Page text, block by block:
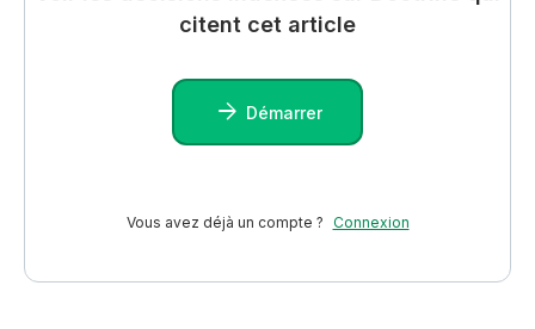
citent cet article
Démarrer
Vous avez déjà un compte ? Connexion